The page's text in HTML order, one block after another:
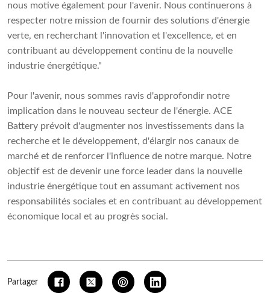
nous motive également pour l'avenir. Nous continuerons à
respecter notre mission de fournir des solutions d'énergie
verte, en recherchant l'innovation et l'excellence, et en
contribuant au développement continu de la nouvelle
industrie énergétique."
Pour l'avenir, nous sommes ravis d'approfondir notre
implication dans le nouveau secteur de l'énergie. ACE
Battery prévoit d'augmenter nos investissements dans la
recherche et le développement, d'élargir nos canaux de
marché et de renforcer l'influence de notre marque. Notre
objectif est de devenir une force leader dans la nouvelle
industrie énergétique tout en assumant activement nos
responsabilités sociales et en contribuant au développement
économique local et au progrès social.
Partager